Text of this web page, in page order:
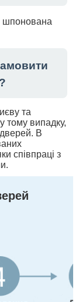
шпонована
та
тому випадку,
В
співпраці з